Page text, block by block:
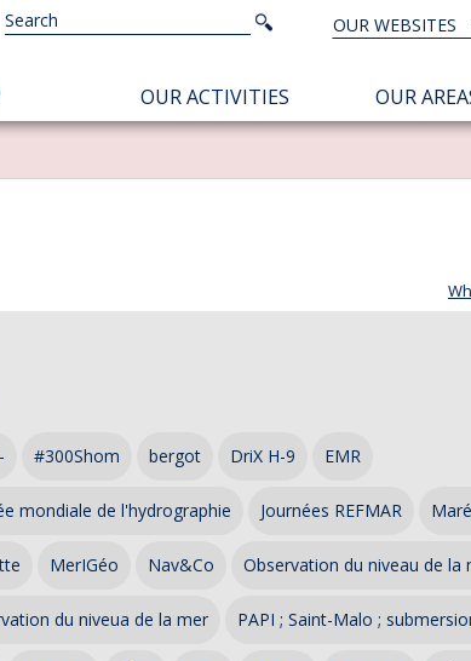
TOUS
NOS
SITES
OUR WEBSITES
Search
Search
OUR ACTIVITIES OUR
#300Shom bergot DriX H-9 EMR
mondiale de l'hydrographie Journées REFMAR
MerIGéo Nav&Co Observation du niveau de la
du niveua de la mer PAPI ; Saint-Malo ;